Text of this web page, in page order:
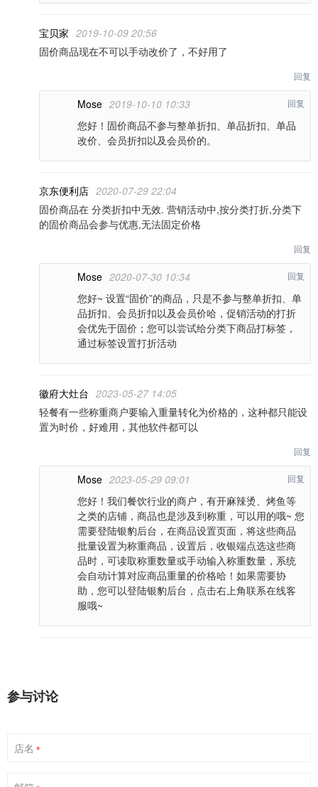
宝贝家 2019-10-09 20:56
固价商品现在不可以手动改价了，不好用了
回复
Mose 2019-10-10 10:33
您好！固价商品不参与整单折扣、单品折扣、单品
改价、会员折扣以及会员价的。
回复
京东便利店 2020-07-29 22:04
固价商品在 分类折扣中无效. 营销活动中,按分类打折,分类下
的固价商品会参与优惠,无法固定价格
回复
Mose 2020-07-30 10:34
您好~ 设置“固价”的商品，只是不参与整单折扣、单
品折扣、会员折扣以及会员价哈，促销活动的打折
会优先于固价；您可以尝试给分类下商品打标签，
通过标签设置打折活动
回复
徽府大灶台 2023-05-27 14:05
轻餐有一些称重商户要输入重量转化为价格的，这种都只能设
置为时价，好难用，其他软件都可以
回复
Mose 2023-05-29 09:01
您好！我们餐饮行业的商户，有开麻辣烫、烤鱼等
之类的店铺，商品也是涉及到称重，可以用的哦~ 您
需要登陆银豹后台，在商品设置页面，将这些商品
批量设置为称重商品，设置后，收银端点选这些商
品时，可读取称重数量或手动输入称重数量，系统
会自动计算对应商品重量的价格哈！如果需要协
助，您可以登陆银豹后台，点击右上角联系在线客
服哦~
回复
参与讨论
店名 *